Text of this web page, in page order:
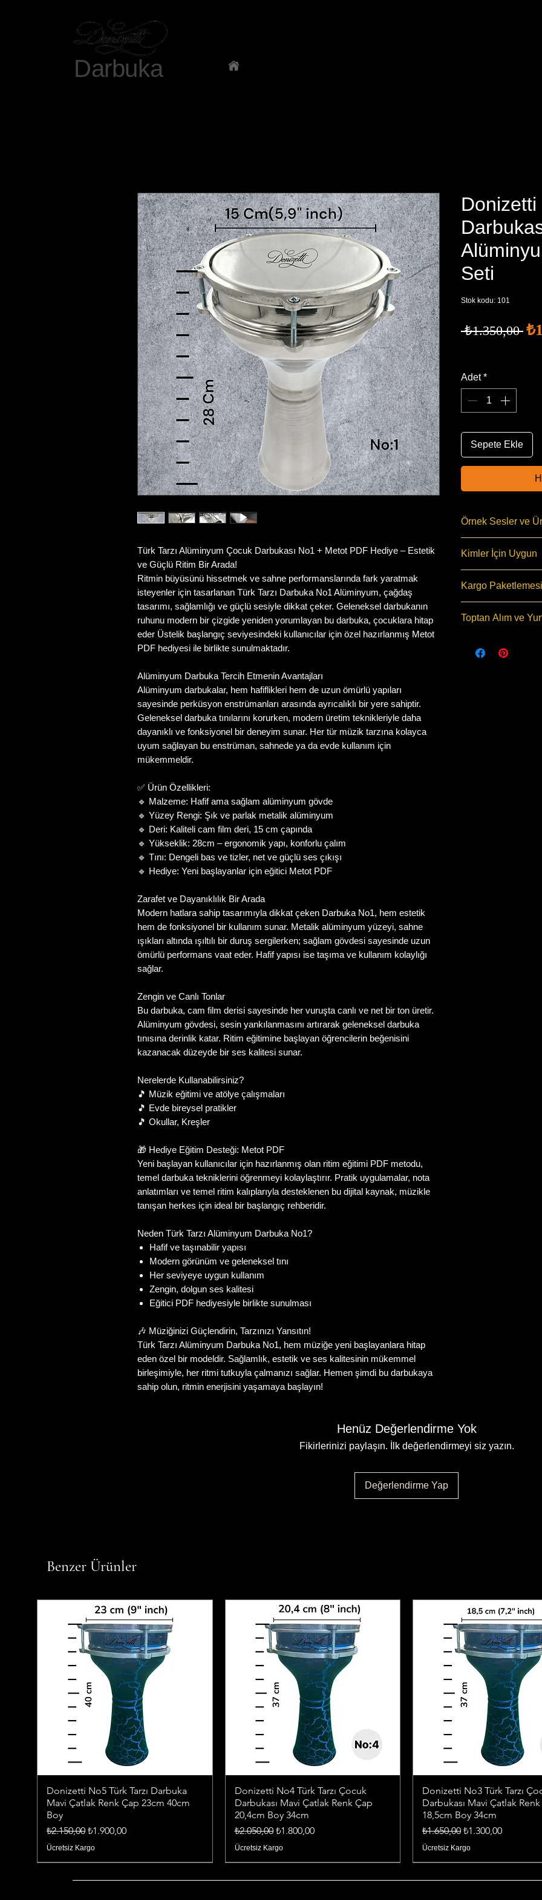
Darbuka
Türk Tarzı Alüminyum Çocuk Darbukası No1 + Metot PDF Hediye – Estetik
ve Güçlü Ritim Bir Arada!
Ritmin büyüsünü hissetmek ve sahne performanslarında fark yaratmak
isteyenler için tasarlanan Türk Tarzı Darbuka No1 Alüminyum, çağdaş
tasarımı, sağlamlığı ve güçlü sesiyle dikkat çeker. Geleneksel darbukanın
ruhunu modern bir çizgide yeniden yorumlayan bu darbuka, çocuklara hitap
eder Üstelik başlangıç seviyesindeki kullanıcılar için özel hazırlanmış Metot
PDF hediyesi ile birlikte sunulmaktadır.
Alüminyum Darbuka Tercih Etmenin Avantajları
Alüminyum darbukalar, hem hafiflikleri hem de uzun ömürlü yapıları
sayesinde perküsyon enstrümanları arasında ayrıcalıklı bir yere sahiptir.
Geleneksel darbuka tınılarını korurken, modern üretim teknikleriyle daha
dayanıklı ve fonksiyonel bir deneyim sunar. Her tür müzik tarzına kolayca
uyum sağlayan bu enstrüman, sahnede ya da evde kullanım için
mükemmeldir.
✅ Ürün Özellikleri:
🔹 Malzeme: Hafif ama sağlam alüminyum gövde
🔹 Yüzey Rengi: Şık ve parlak metalik alüminyum
🔹 Deri: Kaliteli cam film deri, 15 cm çapında
🔹 Yükseklik: 28cm – ergonomik yapı, konforlu çalım
🔹 Tını: Dengeli bas ve tizler, net ve güçlü ses çıkışı
🔹 Hediye: Yeni başlayanlar için eğitici Metot PDF
Zarafet ve Dayanıklılık Bir Arada
Modern hatlara sahip tasarımıyla dikkat çeken Darbuka No1, hem estetik
hem de fonksiyonel bir kullanım sunar. Metalik alüminyum yüzeyi, sahne
ışıkları altında ışıltılı bir duruş sergilerken; sağlam gövdesi sayesinde uzun
ömürlü performans vaat eder. Hafif yapısı ise taşıma ve kullanım kolaylığı
sağlar.
Zengin ve Canlı Tonlar
Bu darbuka, cam film derisi sayesinde her vuruşta canlı ve net bir ton üretir.
Alüminyum gövdesi, sesin yankılanmasını artırarak geleneksel darbuka
tınısına derinlik katar. Ritim eğitimine başlayan öğrencilerin beğenisini
kazanacak düzeyde bir ses kalitesi sunar.
Nerelerde Kullanabilirsiniz?
🎵 Müzik eğitimi ve atölye çalışmaları
🎵 Evde bireysel pratikler
🎵 Okullar, Kreşler
🎁 Hediye Eğitim Desteği: Metot PDF
Yeni başlayan kullanıcılar için hazırlanmış olan ritim eğitimi PDF metodu,
temel darbuka tekniklerini öğrenmeyi kolaylaştırır. Pratik uygulamalar, nota
anlatımları ve temel ritim kalıplarıyla desteklenen bu dijital kaynak, müzikle
tanışan herkes için ideal bir başlangıç rehberidir.
Neden Türk Tarzı Alüminyum Darbuka No1?
Hafif ve taşınabilir yapısı
Modern görünüm ve geleneksel tını
Her seviyeye uygun kullanım
Zengin, dolgun ses kalitesi
Eğitici PDF hediyesiyle birlikte sunulması
🎶 Müziğinizi Güçlendirin, Tarzınızı Yansıtın!
Türk Tarzı Alüminyum Darbuka No1, hem müziğe yeni başlayanlara hitap
eden özel bir modeldir. Sağlamlık, estetik ve ses kalitesinin mükemmel
birleşimiyle, her ritmi tutkuyla çalmanızı sağlar. Hemen şimdi bu darbukaya
sahip olun, ritmin enerjisini yaşamaya başlayın!
Seti
Stok kodu: 101
₺1.350,00
Adet *
Sepete Ekle
Örnek Sesler ve
Üretim Detayı
Bu Üründe
Kimler İçin Uygun
Uygundur
Kreş, Ana
Kargo
gün Aras Kargo
kamera kaydı
Toptan Alım ve
gerekir
Henüz Değerlendirme Yok
Fikirlerinizi paylaşın. İlk değerlendirmeyi siz yazın.
Değerlendirme Yap
Benzer Ürünler
Donizetti No5 Türk Tarzı Darbuka
Mavi Çatlak Renk Çap 23cm 40cm
Boy
Normal Fiyat
₺2.150,00 İndirimli Fiyat
₺1.900,00
Ücretsiz Kargo
Donizetti No4 Türk Tarzı Çocuk
Darbukası Mavi Çatlak Renk Çap
20,4cm Boy 34cm
Normal Fiyat
₺2.050,00 İndirimli Fiyat
₺1.800,00
Ücretsiz Kargo
Donizetti No3 Türk Tarzı
Darbukası Mavi Çatlak
18,5cm Boy 34cm
Normal Fiyat
₺1.650,00 İndirimli Fiyat
₺1.300,00
Ücretsiz Kargo